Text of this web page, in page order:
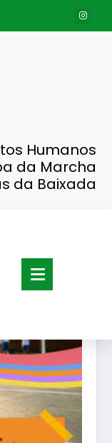
Humanos
da Marcha
da Baixada